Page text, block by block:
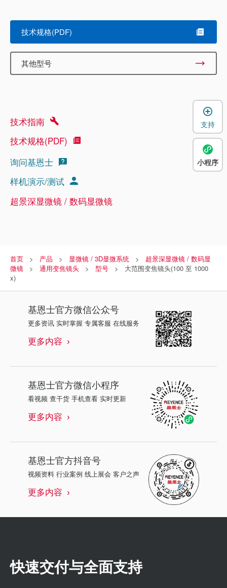
技术规格(PDF)
其他型号
技术指南
技术规格(PDF)
询问基恩士
样机演示/测试
超景深显微镜 / 数码显微镜
首页 产品 显微镜 / 3D显微系统
超景深显微镜 / 数码显
微镜
通用变焦镜头 型号
大范围变焦镜头(100 至 1000
x)
基恩士官方微信公众号
更多资讯 实时掌握 专属客服 在线服务
更多内容
基恩士官方微信小程序
看视频 查干货 手机查看 实时更新
更多内容
基恩士官方抖音号
视频资料 行业案例 线上展会 客户之声
更多内容
快速交付与全面支持
支持
小程序